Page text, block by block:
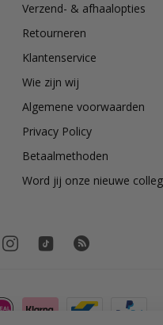
Verzend- & afhaalopties
Retourneren
Klantenservice
Wie zijn wij
Algemene voorwaarden
Privacy Policy
Betaalmethoden
Word jij onze nieuwe